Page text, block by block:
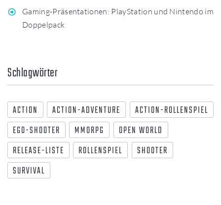
Gaming-Präsentationen: PlayStation und Nintendo im
Doppelpack
Schlagwörter
ACTION ACTION-ADVENTURE
ACTION-ROLLENSPIEL
EGO-SHOOTER
MMORPG
OPEN WORLD
RELEASE-LISTE
ROLLENSPIEL
SHOOTER
SURVIVAL